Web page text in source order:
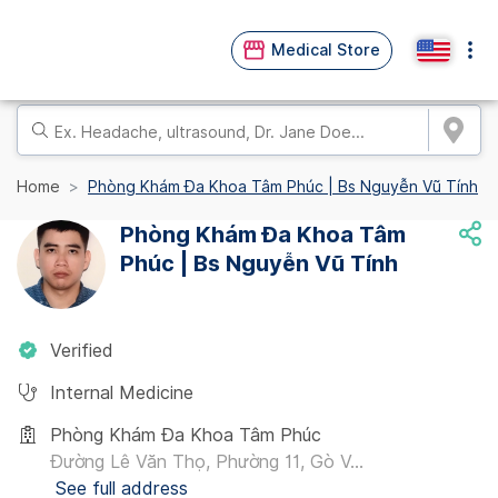
Medical Store
Home Phòng Khám Đa Khoa Tâm Phúc | Bs Nguyễn Vũ Tính
Phòng Khám Đa Khoa Tâm
Phúc | Bs Nguyễn Vũ Tính
Verified
Internal Medicine
Phòng Khám Đa Khoa Tâm Phúc
Đường Lê Văn Thọ, Phường 11, Gò V...
See full address